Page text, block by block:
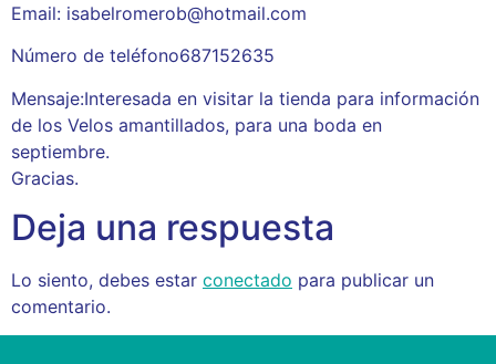
Email: isabelromerob@hotmail.com
Número de teléfono687152635
Mensaje:Interesada en visitar la tienda para información
de los Velos amantillados, para una boda en
septiembre.
Gracias.
Deja una respuesta
Lo siento, debes estar conectado para publicar un
comentario.